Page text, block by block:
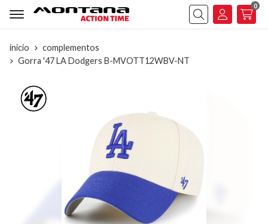
Buscar
0
inicio
complementos
Gorra '47 LA Dodgers B-MVOTT12WBV-NT